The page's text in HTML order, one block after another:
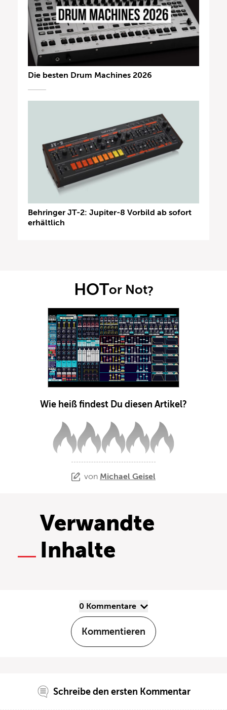
Die besten Drum Machines 2026
Behringer JT-2: Jupiter-8 Vorbild ab sofort
erhältlich
HOTor Not?
Wie heiß findest Du diesen Artikel?
von Michael Geisel
Verwandte
Inhalte
0 Kommentare
Kommentieren
Schreibe den ersten Kommentar